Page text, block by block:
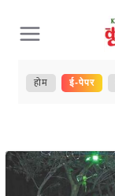
Skip
to
content
होम ई-पेपर